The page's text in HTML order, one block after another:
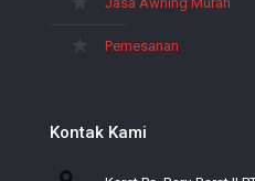
Pemesanan
Kontak Kami